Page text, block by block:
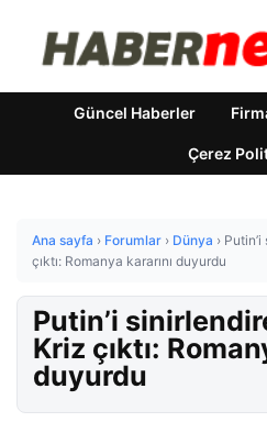
Güncel Haberler
Çerez
Ana sayfa › Forumlar › Dünya ›
çıktı: Romanya kararını duyurdu
Putin’i
Kriz çıktı:
duyurdu